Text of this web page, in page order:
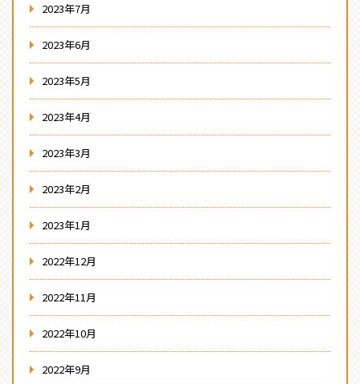
2023年7月
2023年6月
2023年5月
2023年4月
2023年3月
2023年2月
2023年1月
2022年12月
2022年11月
2022年10月
2022年9月